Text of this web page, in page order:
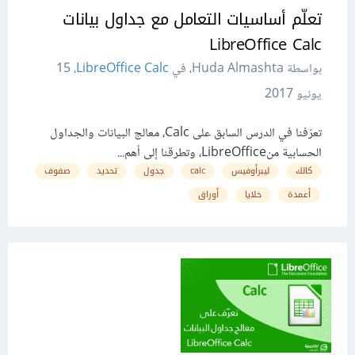
تعلّم أساسيات التعامل مع جداول بيانات
LibreOffice Calc
بواسطة Huda Almashta، في LibreOffice Calc،15
يونيو 2017
تعرّفنا في الدرس السابق على Calc، معالج البيانات والجداول
الحسابية منLibreOffice، وتطرقنا إلى أهم...
كالك ليبرأوفيس calc جدول تحديد
صفوف
أعمدة
خلايا أوراق